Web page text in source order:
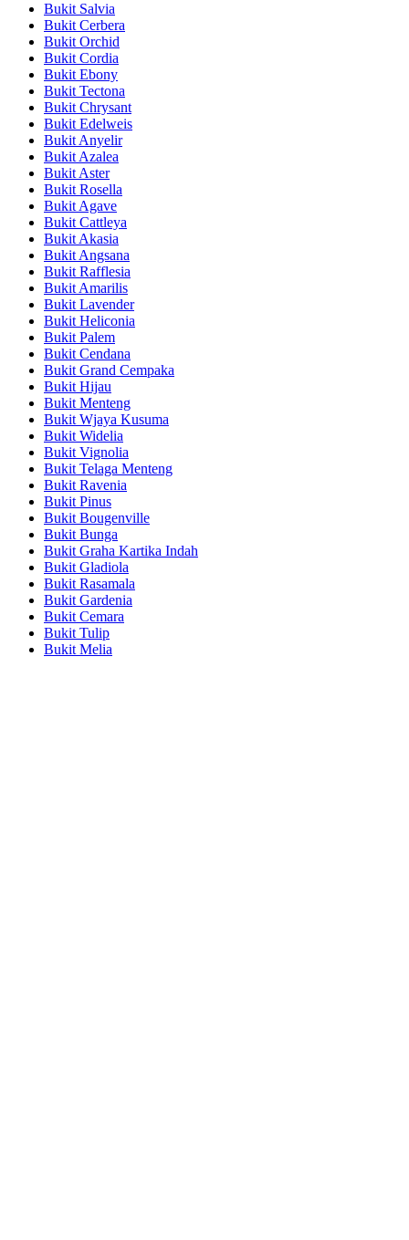
Bukit Salvia
Bukit Cerbera
Bukit Orchid
Bukit Cordia
Bukit Ebony
Bukit Tectona
Bukit Chrysant
Bukit Edelweis
Bukit Anyelir
Bukit Azalea
Bukit Aster
Bukit Rosella
Bukit Agave
Bukit Cattleya
Bukit Akasia
Bukit Angsana
Bukit Rafflesia
Bukit Amarilis
Bukit Lavender
Bukit Heliconia
Bukit Palem
Bukit Cendana
Bukit Grand Cempaka
Bukit Hijau
Bukit Menteng
Bukit Wjaya Kusuma
Bukit Widelia
Bukit Vignolia
Bukit Telaga Menteng
Bukit Ravenia
Bukit Pinus
Bukit Bougenville
Bukit Bunga
Bukit Graha Kartika Indah
Bukit Gladiola
Bukit Rasamala
Bukit Gardenia
Bukit Cemara
Bukit Tulip
Bukit Melia